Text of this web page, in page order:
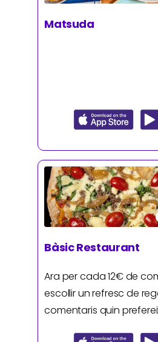
Matsuda
Bàsic Restaurant
Ara per cada 12€ de
escollir un refresc de
comentaris quin